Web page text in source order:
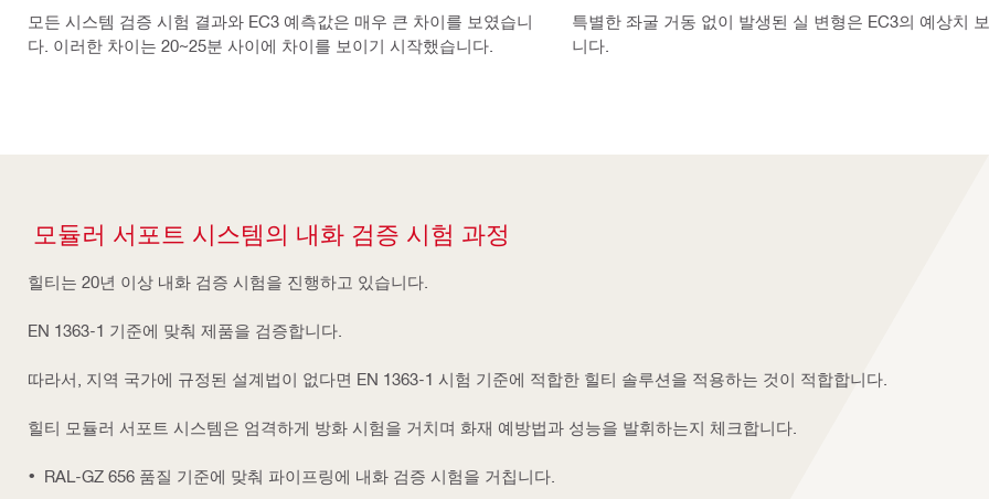
모든 시스템 검증 시험 결과와 EC3 예측값은 매우 큰 차이를 보였습니
다. 이러한 차이는 20~25분 사이에 차이를 보이기 시작했습니다.
특별한 좌굴 거동 없이 발생된 실 변형은 EC3의 예상치
니다.
모듈러 서포트 시스템의 내화 검증 시험 과정
힐티는 20년 이상 내화 검증 시험을 진행하고 있습니다.
EN 1363-1 기준에 맞춰 제품을 검증합니다.
따라서, 지역 국가에 규정된 설계법이 없다면 EN 1363-1 시험 기준에 적합한 힐티 솔루션을 적용하는 것이 적합합니다.
힐티 모듈러 서포트 시스템은 엄격하게 방화 시험을 거치며 화재 예방법과 성능을 발휘하는지 체크합니다.
RAL-GZ 656 품질 기준에 맞춰 파이프링에 내화 검증 시험을 거칩니다.